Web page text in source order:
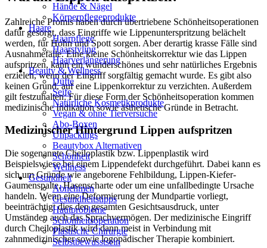
Hände & Nägel
Körperpflegeprodukte
Haare
Haarpflege
Haarstyling
Haarverlängerung
Beauty & Wellness
Düfte
Seife
Natürliche Kosmetikprodukte
Vegan & ohne Tierversuche
Abo-Boxen
Unpackings
Beautybox Alternativen
Schönheit
Wellness
Gesundheit
Abnehmen
Gesundheitstipps
Hautprobleme
Schönheitsoperation
Plastische Chirurgie
Selbstbewusstsein
Zahlreiche Promis haben durch übertriebene Schönheitsoperationen
dafür gesorgt, dass Eingriffe wie Lippenunterspritzung belächelt
werden, für Hohn und Spott sorgen. Aber derartig krasse Fälle sind
Ausnahmefälle. Eine kleine Schönheitskorrektur wie das Lippen
aufspritzen, kann ein wunderschönes und sehr natürliches Ergebnis
erzielen, wenn der Eingriff sorgfältig gemacht wurde. Es gibt also
keinen Grund, auf eine Lippenkorrektur zu verzichten. Außerdem
gilt festzuhalten: Für diese Form der Schönheitsoperation kommen
medizinische Indikation sowie ästhetische Gründe in Betracht.
Medizinischer Hintergrund Lippen aufspritzen
Die sogenannte Cheiloplastik bzw. Lippenplastik wird
Beispielswiese bei einem Lippendefekt durchgeführt. Dabei kann es
sich um Gründe wie angeborene Fehlbildung, Lippen-Kiefer-
Gaumenspalte, Hasenscharte oder um eine unfallbedingte Ursache
handeln. Wenn eine Deformierung der Mundpartie vorliegt,
beeinträchtigt dies den gesamten Gesichtsausdruck, unter
Umständen auch das Sprachvermögen. Der medizinische Eingriff
durch Cheiloplastik wird dann meist in Verbindung mit
zahnmedizinischer sowie logopädischer Therapie kombiniert.